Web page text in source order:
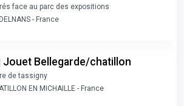
face au parc des expositions
- France
Jouet Bellegarde/chatillon
de tassigny
EN MICHAILLE - France